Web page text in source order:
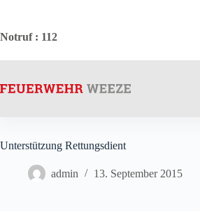
springen
Notruf: 112
Unterstützung Rettungsdient
admin 13. September 2015